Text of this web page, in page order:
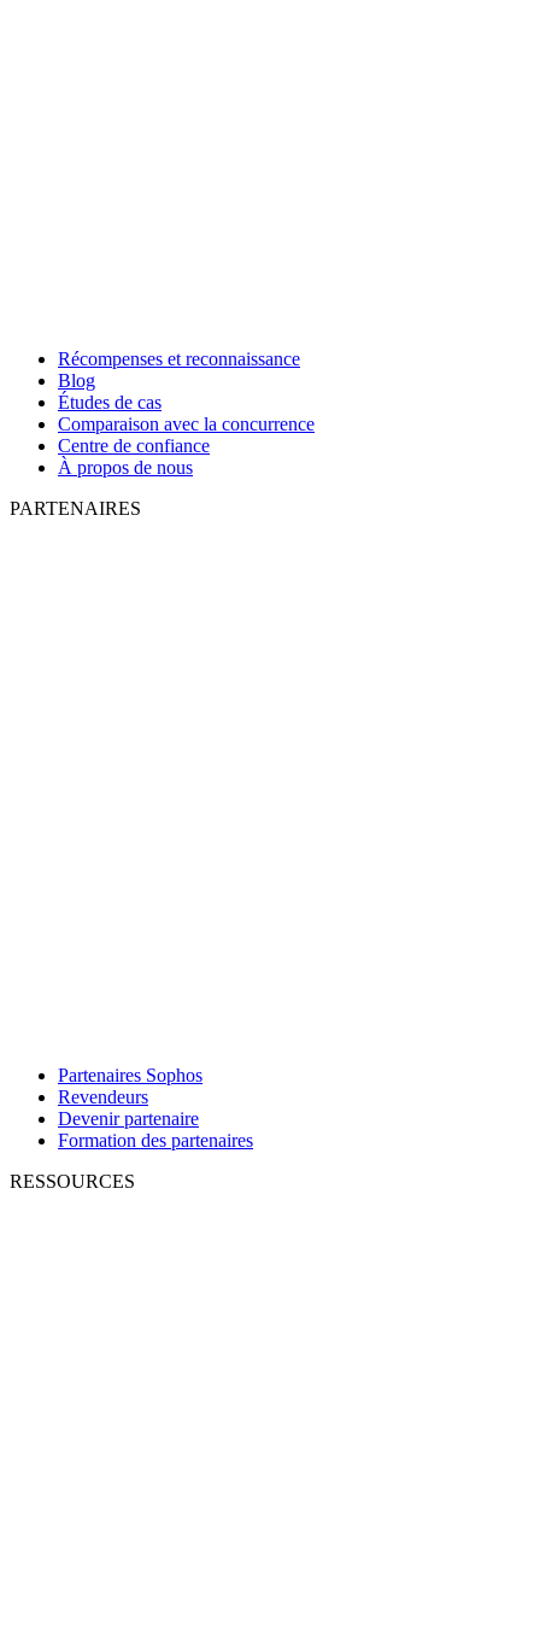
Récompenses et reconnaissance
Blog
Études de cas
Comparaison avec la concurrence
Centre de confiance
À propos de nous
PARTENAIRES
Partenaires Sophos
Revendeurs
Devenir partenaire
Formation des partenaires
RESSOURCES